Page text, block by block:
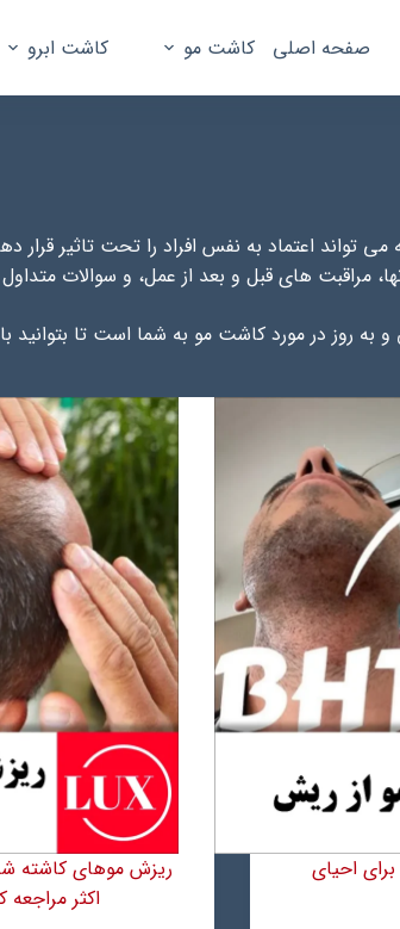
صفحه اصلی کاشت مو کاشت ابرو
اعتماد به نفس افراد را تحت تاثیر
مراقبت های قبل و بعد از عمل، و سوالات
به روز در مورد کاشت مو به شما است تا
احیای
ریزش موهای کاشته
اکثر